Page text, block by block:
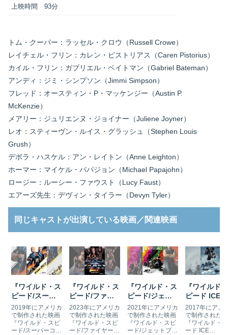
上映時間 93分
トム・クーパー：ラッセル・クロウ（Russell Crowe）
レイチェル・フリン：カレン・ピストリアス（Caren Pistorius）
カイル・フリン：ガブリエル・ベイトマン（Gabriel Bateman）
アンディ：ジミ・シンプソン（Jimmi Simpson）
フレッド：オースティン・P・マッケンジー（Austin P.
McKenzie）
メアリー：ジュリエンヌ・ジョイナー（Juliene Joyner）
レオ：スティーヴン・ルイス・グラッシュ（Stephen Louis
Grush）
デボラ・ハスケル：アン・レイトン（Anne Leighton）
ホーマー：マイケル・パパジョン（Michael Papajohn）
ロージー：ルーシー・ファウスト（Lucy Faust）
エアーズ先生：デヴィン・タイラー（Devyn Tyler）
同じキャストが出演している映画／関連映画
『ワイルド・ス
ピード/スーパ
ーコンボ』の挿
入曲とサントラ
2019年にアメリカ
で制作された映画
『ワイルド・スピ
ード/スーパーコン
『ワイルド・ス
ピード/ファイ
ヤーブースト』
の挿入曲とサン
トラ
2023年にアメリカ
で制作された映画
『ワイルド・スピ
ード/ファイヤーブ
『ワイルド・ス
ピード/ジェッ
トブレイク』の
挿入曲とサント
ラ
2021年にアメリカ
で制作された映画
『ワイルド・スピ
ード/ジェットブレ
『ワイルド
ピード ICE
BREAK』の
入曲とサン
2017年にアメ
で制作された
『ワイルド・
ード ICE